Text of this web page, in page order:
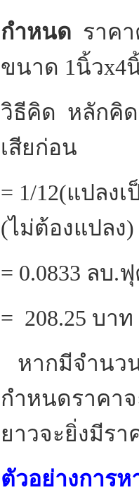
กำหนด ราค
ขนาด 1นิ้วx4
วิธีคิด หลักคิ
เสียก่อน
= 1/12(แปลง
(ไม่ต้องแปลง)
= 0.0833 ลบ.
= 208.25 บา
หากมีจำนว
กำหนดราคา
ยาวจะยิ่งมีร
ตัวอย่างการ